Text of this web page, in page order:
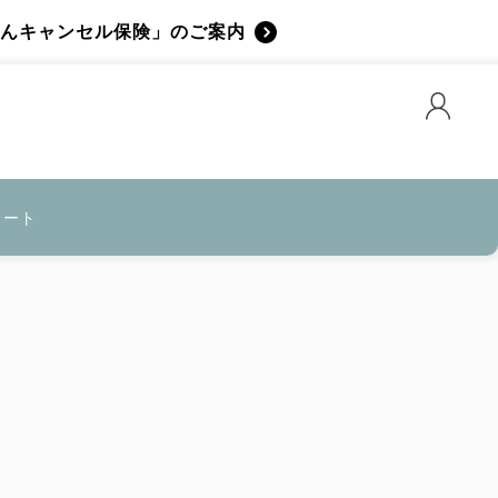
キャンセル保険」のご案内
ト